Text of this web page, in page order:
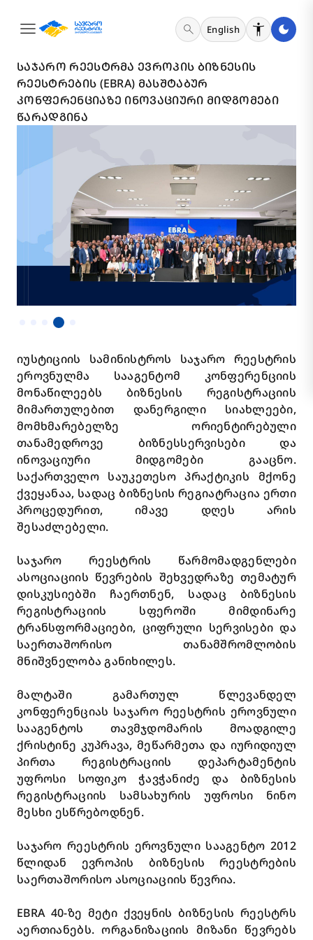
menu search
English
ᲡᲐᲯᲐᲠᲝ ᲠᲔᲔᲡᲢᲠᲛᲐ ᲔᲕᲠᲝᲞᲘᲡ ᲑᲘᲖᲜᲔᲡᲘᲡ
ᲠᲔᲔᲡᲢᲠᲔᲑᲘᲡ (EBRA) ᲛᲐᲡᲨᲢᲐᲑᲣᲠ
ᲙᲝᲜᲤᲔᲠᲔᲜᲪᲘᲐᲖᲔ ᲘᲜᲝᲕᲐᲪᲘᲣᲠᲘ ᲛᲘᲓᲒᲝᲛᲔᲑᲘ
ᲬᲐᲠᲐᲓᲒᲘᲜᲐ
იუსტიციის სამინისტროს საჯარო რეესტრის
ეროვნულმა სააგენტომ კონფერენციის
მონაწილეებს ბიზნესის რეგისტრაციის
მიმართულებით დანერგილი სიახლეები,
მომხმარებელზე ორიენტირებული
თანამედროვე ბიზნესსერვისები და
ინოვაციური მიდგომები გააცნო.
საქართველო საუკეთესო პრაქტიკის მქონე
ქვეყანაა, სადაც ბიზნესის რეგიატრაცია ერთი
პროცედურით, იმავე დღეს არის
შესაძლებელი.
საჯარო რეესტრის წარმომადგენლები
ასოციაციის წევრების შეხვედრაზე თემატურ
დისკუსიებში ჩაერთნენ, სადაც ბიზნესის
რეგისტრაციის სფეროში მიმდინარე
ტრანსფორმაციები, ციფრული სერვისები და
საერთაშორისო თანამშრომლობის
მნიშვნელობა განიხილეს.
მალტაში გამართულ წლევანდელ
კონფერენციას საჯარო რეესტრის ეროვნული
სააგენტოს თავმჯდომარის მოადგილე
ქრისტინე კუპრავა, მეწარმეთა და იურიდიულ
პირთა რეგისტრაციის დეპარტამენტის
უფროსი სოფიკო ჭავჭანიძე და ბიზნესის
რეგისტრაციის სამსახურის უფროსი ნინო
მესხი ესწრებოდნენ.
საჯარო რეესტრის ეროვნული სააგენტო 2012
წლიდან ევროპის ბიზნესის რეესტრების
საერთაშორისო ასოციაციის წევრია.
EBRA 40-ზე მეტი ქვეყნის ბიზნესის რეესტრს
აერთიანებს. ორგანიზაციის მიზანი წევრებს